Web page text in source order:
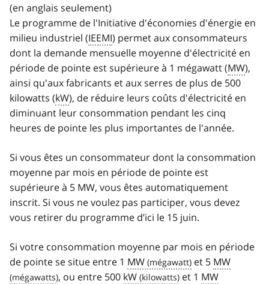
(en anglais seulement)
Le programme de l'Initiative d'économies d'énergie en
milieu industriel (IEEMI) permet aux consommateurs
dont la demande mensuelle moyenne d'électricité en
période de pointe est supérieure à 1 mégawatt (MW),
ainsi qu'aux fabricants et aux serres de plus de 500
kilowatts (kW), de réduire leurs coûts d'électricité en
diminuant leur consommation pendant les cinq
heures de pointe les plus importantes de l'année.
Si vous êtes un consommateur dont la consommation
moyenne par mois en période de pointe est
supérieure à 5 MW, vous êtes automatiquement
inscrit. Si vous ne voulez pas participer, vous devez
vous retirer du programme d’ici le 15 juin.
Si votre consommation moyenne par mois en période
de pointe se situe entre 1 MW et 5 MW
, ou entre 500 kW et 1 MW